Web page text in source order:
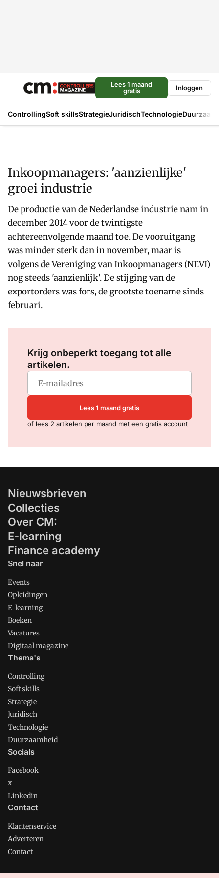
Lees 1 maand
gratis
Inloggen
ControllingSoft skillsStrategieJuridischTechnologie
Inkoopmanagers: 'aanzienlijke'
groei industrie
De productie van de Nederlandse industrie nam in
december 2014 voor de twintigste
achtereenvolgende maand toe. De vooruitgang
was minder sterk dan in november, maar is
volgens de Vereniging van Inkoopmanagers (NEVI)
nog steeds 'aanzienlijk'. De stijging van de
exportorders was fors, de grootste toename sinds
februari.
Krijg onbeperkt toegang tot alle
artikelen.
Lees 1 maand gratis
of lees 2 artikelen per maand met een gratis account
Nieuwsbrieven
Collecties
Over CM:
E-learning
Finance academy
Snel naar
Events
Opleidingen
E-learning
Boeken
Vacatures
Digitaal magazine
Thema's
Controlling
Soft skills
Strategie
Juridisch
Technologie
Duurzaamheid
Socials
Facebook
x
Linkedin
Contact
Klantenservice
Adverteren
Contact